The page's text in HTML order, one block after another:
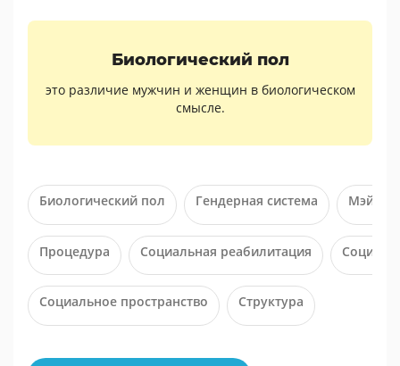
Биологический пол
это различие мужчин и женщин в биологическом
смысле.
Биологический пол Гендерная система
Процедура Социальная реабилитация
Социальное пространство Структура